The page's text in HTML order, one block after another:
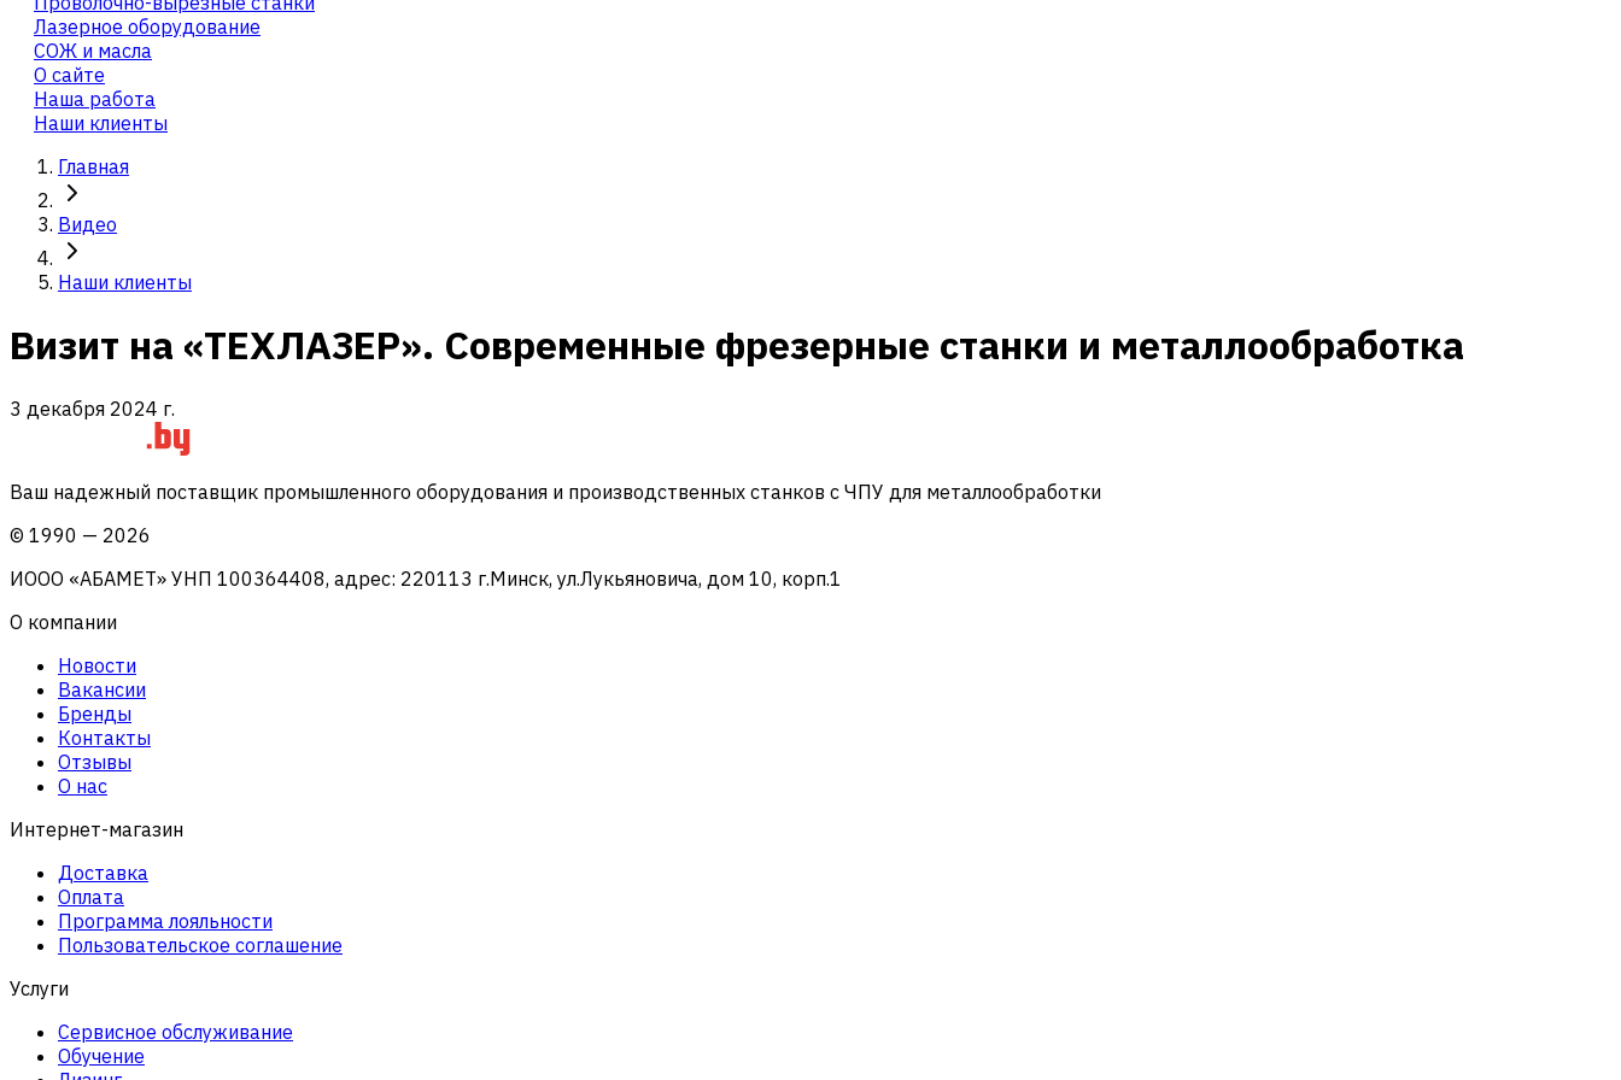
Лазерное оборудование
СОЖ и масла
О сайте
Наша работа
Наши клиенты
Главная
Видео
Наши клиенты
Визит на «ТЕХЛАЗЕР». Современные фрезерные станки и металлообработка
3 декабря 2024 г.
Ваш надежный поставщик промышленного оборудования и производственных станков с ЧПУ для металлообработки
© 1990 — 2026
ИООО «АБАМЕТ» УНП 100364408, адрес: 220113 г.Минск, ул.Лукьяновича, дом 10, корп.1
О компании
Новости
Вакансии
Бренды
Контакты
Отзывы
О нас
Интернет-магазин
Доставка
Оплата
Программа лояльности
Пользовательское соглашение
Услуги
Сервисное обслуживание
Обучение